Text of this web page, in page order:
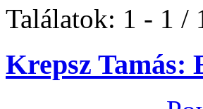
Találatok: 1 - 1 /
Krepsz Tamás: